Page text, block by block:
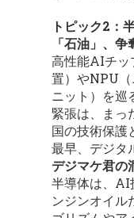
トピック2：
「石油」、
高性能AIチッ
置）やNPU
ニット）を巡
緊張は、まっ
国の技術保護
最早、デジタ
デジマケ君の
半導体は、AI
ンジンオイル